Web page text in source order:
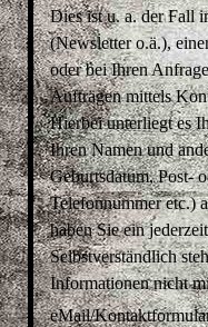
Dies ist u. a. der Fall
(Newsletter o.ä.),
oder bei Ihren
Aufträgen mittels
Hierbei unterliegt es
Ihren Namen und
Geburtsdatum, Post-
Telefonnummer etc.)
haben Sie ein
Selbstverständlich
Informationen nicht
eMail/